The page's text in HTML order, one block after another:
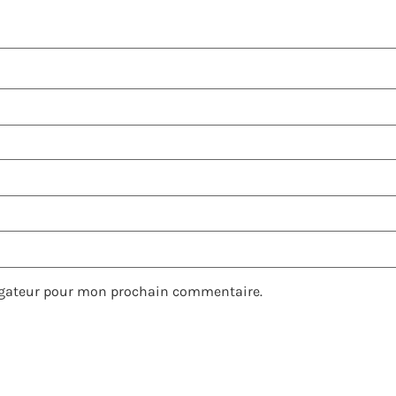
pour mon prochain commentaire.